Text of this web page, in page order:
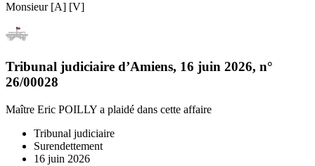
Monsieur [A] [V]
Tribunal judiciaire d’Amiens, 16 juin 2026, n°
26/00028
Maître Eric POILLY a plaidé dans cette affaire
Tribunal judiciaire
Surendettement
16 juin 2026